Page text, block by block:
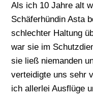
Als ich 10 Jahre alt
Schäferhündin Asta
schlechter Haltung
war sie im
sie ließ niemanden
verteidigte uns sehr
ich allerlei Ausflüge